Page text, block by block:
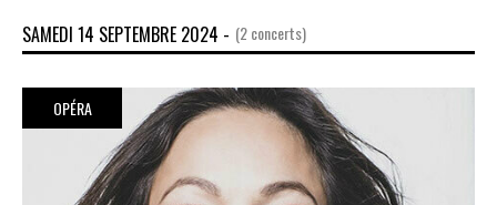
SAMEDI 14 SEPTEMBRE 2024 - (2 concerts)
OPÉRA